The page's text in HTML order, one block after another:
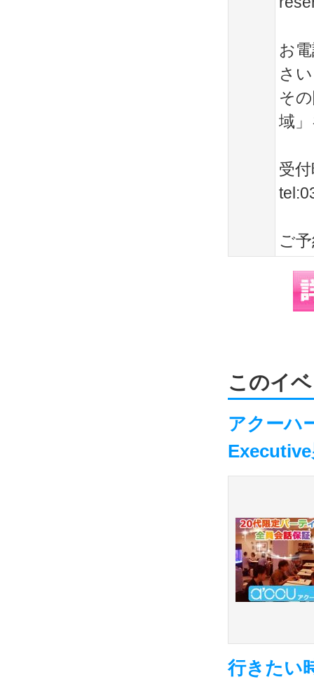
お
さ
そ
域
受
ご
このイ
アクーハ
行きたい